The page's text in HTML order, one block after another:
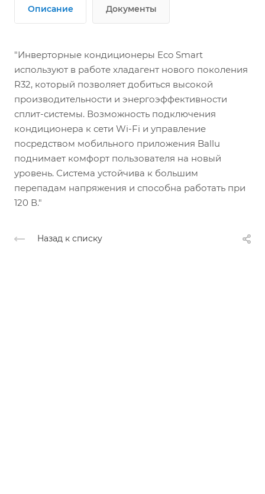
Описание Документы
"Инверторные кондиционеры Eco Smart
используют в работе хладагент нового поколения
R32, который позволяет добиться высокой
производительности и энергоэффективности
сплит-системы. Возможность подключения
кондиционера к сети Wi-Fi и управление
посредством мобильного приложения Ballu
поднимает комфорт пользователя на новый
уровень. Система устойчива к большим
перепадам напряжения и способна работать при
120 В."
Назад к списку